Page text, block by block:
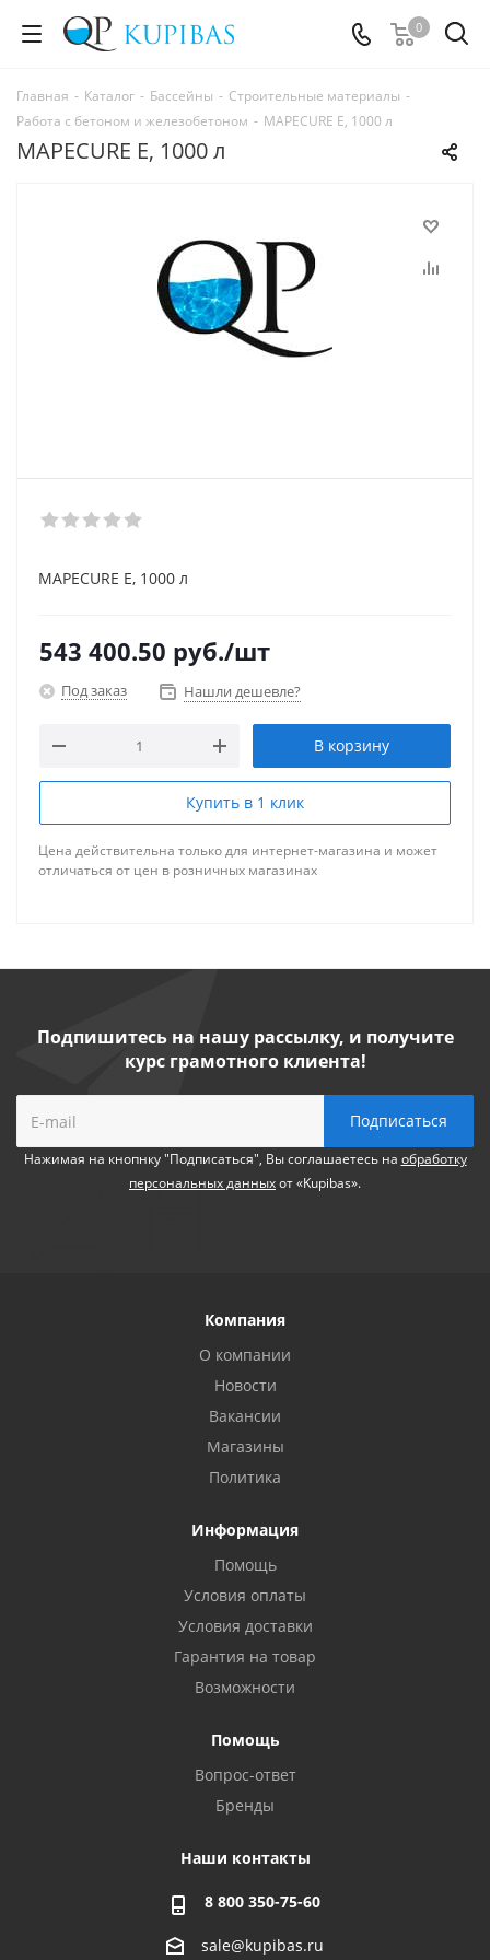
0
Главная - Каталог - Бассейны - Строительные материалы -
Работа с бетоном и железобетоном - MAPECURE E, 1000 л
MAPECURE E, 1000 л
MAPECURE E, 1000 л
543 400.50 руб./шт
Под заказ Нашли дешевле?
В корзину
Купить в 1 клик
Цена действительна только для интернет-магазина и может
отличаться от цен в розничных магазинах
Подпишитесь на нашу рассылку, и получите
курс грамотного клиента!
Нажимая на кнопнку "Подписаться", Вы соглашаетесь на обработку
персональных данныхот «Kupibas».
Компания
О компании
Новости
Вакансии
Магазины
Политика
Информация
Помощь
Условия оплаты
Условия доставки
Гарантия на товар
Возможности
Помощь
Вопрос-ответ
Бренды
Наши контакты
8 800 350-75-60
sale@kupibas.ru